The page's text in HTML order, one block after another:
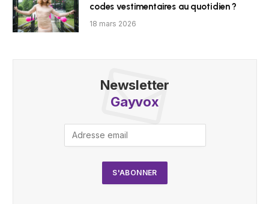
codes vestimentaires au quotidien ?
18 mars 2026
Newsletter
Gayvox